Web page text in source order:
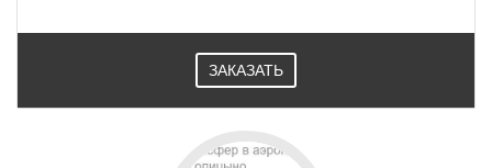
ЗАКАЗАТЬ